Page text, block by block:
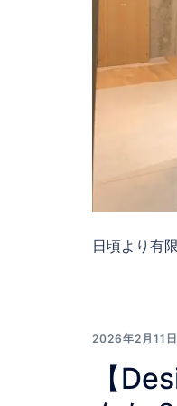
日頃より有
2026年2月11日
【